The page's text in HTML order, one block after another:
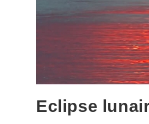
Eclipse